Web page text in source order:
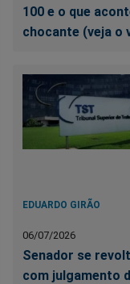
100 e o que
chocante (veja o
EDUARDO GIRÃO
06/07/2026
Senador se
com julgamento